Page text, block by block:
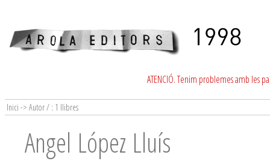
ATENCIÓ. Tenim problemes amb les
Inici -> Autor / : 1 llibres
Angel López Lluís